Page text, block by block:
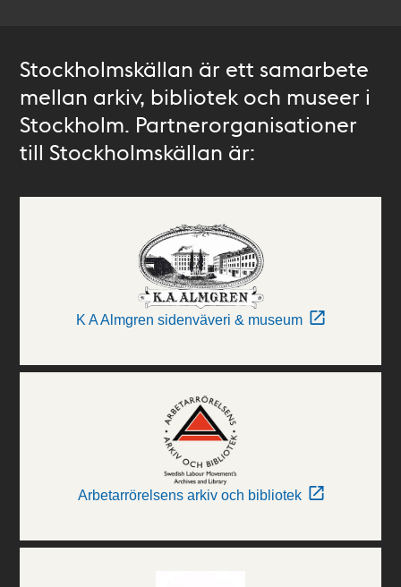
Stockholmskällan är ett samarbete
mellan arkiv, bibliotek och museer i
Stockholm. Partnerorganisationer
till Stockholmskällan är:
K A Almgren sidenväveri & museum
Arbetarrörelsens arkiv och bibliotek